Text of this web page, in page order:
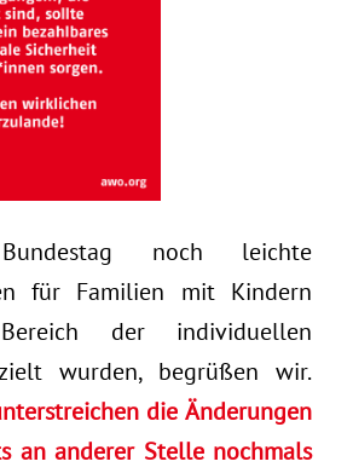
noch leichte
für Familien mit Kindern
der individuellen
wurden, begrüßen wir.
die Änderungen
an anderer Stelle nochmals